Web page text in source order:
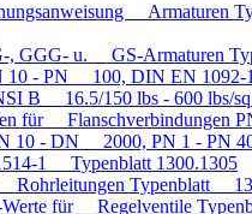
Armaturen
, GGG- u. GS-Armaturen
10 - PN 100, DIN EN
B 16.5/150 lbs - 600 lbs/
für Flanschverbindungen
10 - DN 2000, PN 1 - PN
1 Typenblatt 1300.1305
Rohrleitungen Typenblatt
Werte für Regelventile